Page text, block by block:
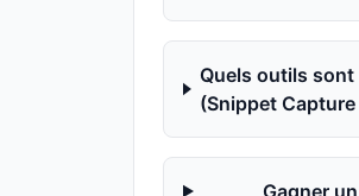
Quels outils
(Snippet Capture
Gagner